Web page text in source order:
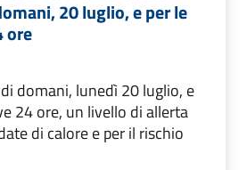
20 luglio, e per le
ore
domani, lunedì 20 luglio, e
24 ore, un livello di allerta
di calore e per il rischio